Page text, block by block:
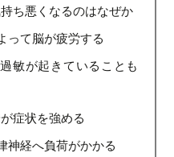
ち悪くなるのはなぜか
って脳が疲労する
敏が起きていることも
症状を強める
神経へ負荷がかかる